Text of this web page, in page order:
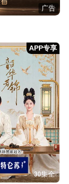
广告
APP专享
30集全